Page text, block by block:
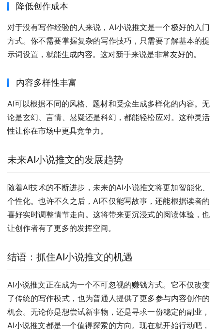
降低创作成本
对于没有写作经验的人来说，AI小说推文是一个极好的入门
方式。你不需要掌握复杂的写作技巧，只需要了解基本的提
示词设置，就能生成内容。这对新手来说是非常友好的。
内容多样性丰富
AI可以根据不同的风格、题材和受众生成多样化的内容。无
论是玄幻、言情、悬疑还是科幻，都能轻松应对。这种灵活
性让你在市场中更具竞争力。
未来AI小说推文的发展趋势
随着AI技术的不断进步，未来的AI小说推文将更加智能化、
个性化。也许不久之后，AI不仅能写故事，还能根据读者的
喜好实时调整情节走向。这将带来更沉浸式的阅读体验，也
让创作者有了更多的发挥空间。
结语：抓住AI小说推文的机遇
AI小说推文正在成为一个不可忽视的赚钱方式。它不仅改变
了传统的写作模式，也为普通人提供了更多参与内容创作的
机会。无论你是想尝试新事物，还是寻求一份稳定的副业，
AI小说推文都是一个值得探索的方向。现在就开始行动吧，